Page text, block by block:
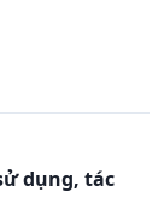
dụng, tác